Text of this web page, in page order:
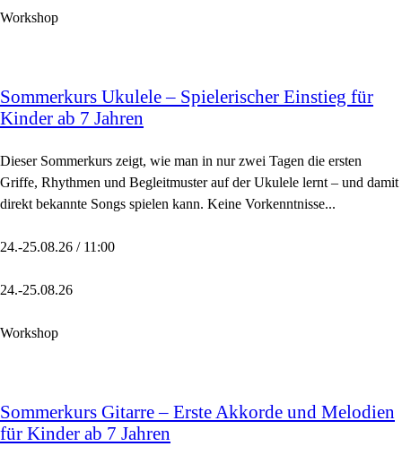
Workshop
Sommerkurs Ukulele – Spielerischer Einstieg für
Kinder ab 7 Jahren
Dieser Sommerkurs zeigt, wie man in nur zwei Tagen die ersten
Griffe, Rhythmen und Begleitmuster auf der Ukulele lernt – und damit
direkt bekannte Songs spielen kann. Keine Vorkenntnisse...
24.-25.08.26 / 11:00
24.-25.08.26
Workshop
Sommerkurs Gitarre – Erste Akkorde und Melodien
für Kinder ab 7 Jahren